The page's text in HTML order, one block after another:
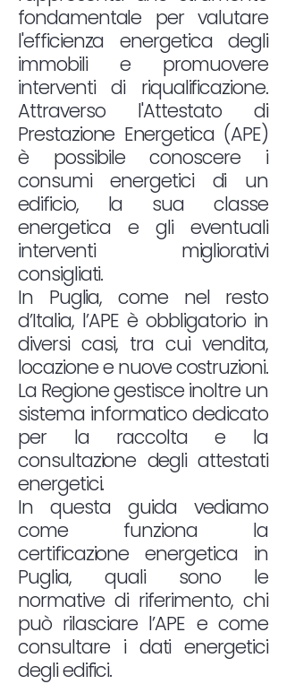
fondamentale per valutare
l'efficienza energetica degli
immobili e promuovere
interventi di riqualificazione.
Attraverso l'Attestato di
Prestazione Energetica (APE)
è possibile conoscere i
consumi energetici di un
edificio, la sua classe
energetica e gli eventuali
interventi migliorativi
consigliati.
In Puglia, come nel resto
d’Italia, l’APE è obbligatorio in
diversi casi, tra cui vendita,
locazione e nuove costruzioni.
La Regione gestisce inoltre un
sistema informatico dedicato
per la raccolta e la
consultazione degli attestati
energetici.
In questa guida vediamo
come funziona la
certificazione energetica in
Puglia, quali sono le
normative di riferimento, chi
può rilasciare l’APE e come
consultare i dati energetici
degli edifici.